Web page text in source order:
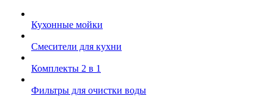
Кухонные мойки
Смесители для кухни
Комплекты 2 в 1
Фильтры для очистки воды